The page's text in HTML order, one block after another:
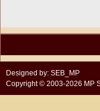
Designed by: SEB_MP
Copyright © 2003-2026 MP